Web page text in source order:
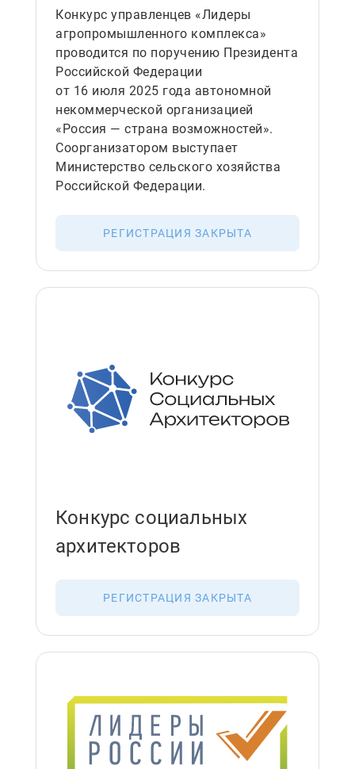
Конкурс управленцев «Лидеры
агропромышленного комплекса»
проводится по поручению Президента
Российской Федерации
от 16 июля 2025 года автономной
некоммерческой организацией
«Россия — страна возможностей».
Соорганизатором выступает
Министерство сельского хозяйства
Российской Федерации.
РЕГИСТРАЦИЯ ЗАКРЫТА
Конкурс социальных
архитекторов
РЕГИСТРАЦИЯ ЗАКРЫТА